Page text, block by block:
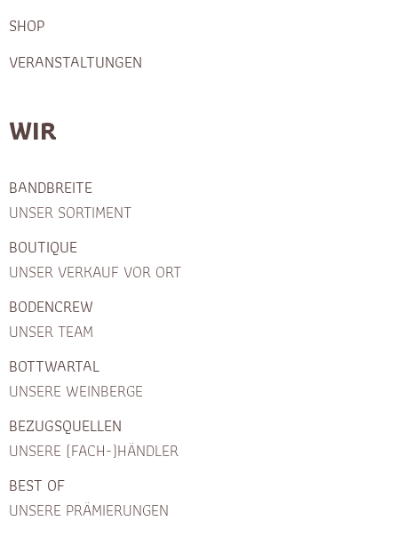
SHOP
VERANSTALTUNGEN
WIR
BANDBREITE
UNSER SORTIMENT
BOUTIQUE
UNSER VERKAUF VOR ORT
BODENCREW
UNSER TEAM
BOTTWARTAL
UNSERE WEINBERGE
BEZUGSQUELLEN
UNSERE (FACH-)HÄNDLER
BEST OF
UNSERE PRÄMIERUNGEN